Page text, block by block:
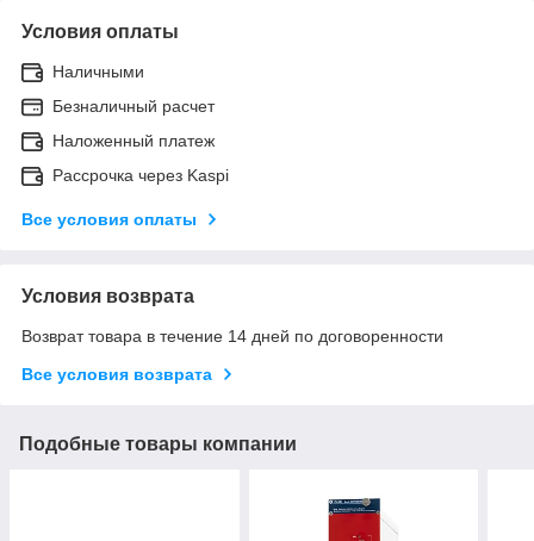
Условия оплаты
Наличными
Безналичный расчет
Наложенный платеж
Рассрочка через Kaspi
Все условия оплаты
Условия возврата
Возврат товара в течение 14 дней по договоренности
Все условия возврата
Подобные товары компании